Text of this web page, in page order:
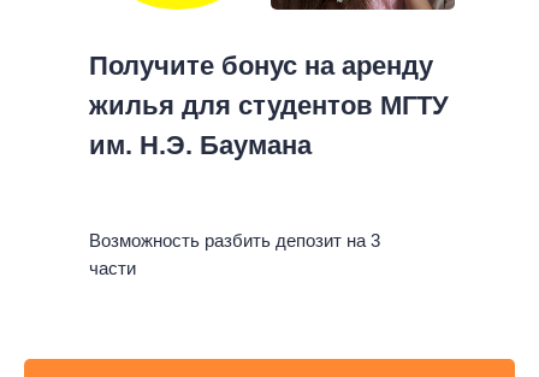
Получите бонус на аренду
жилья для студентов МГТУ
им. Н.Э. Баумана
Возможность разбить депозит на 3
части